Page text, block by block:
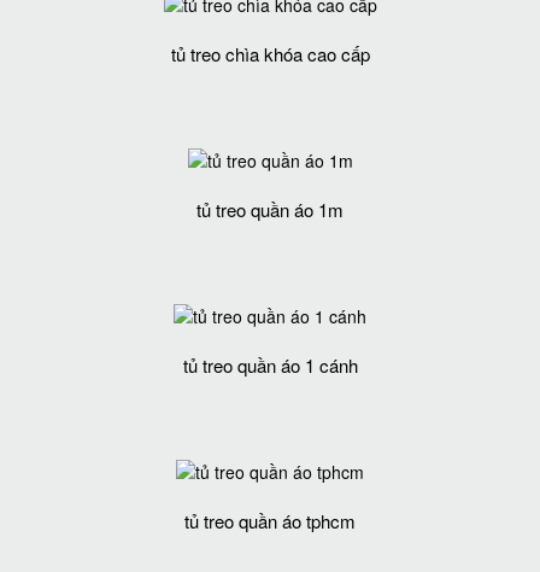
tủ treo chìa khóa cao cấp
tủ treo quần áo 1m
tủ treo quần áo 1 cánh
tủ treo quần áo tphcm